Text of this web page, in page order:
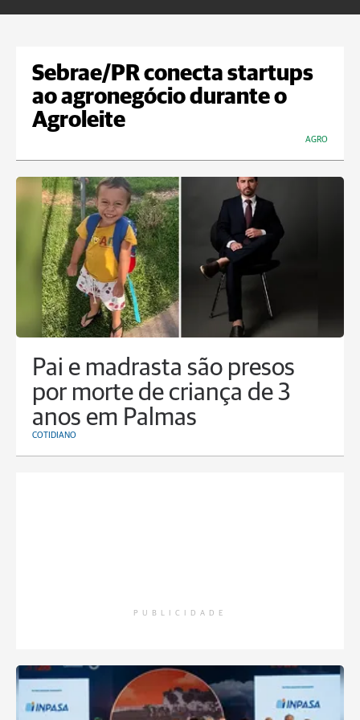
Sebrae/PR conecta startups
ao agronegócio durante o
Agroleite
AGRO
Pai e madrasta são presos
por morte de criança de 3
anos em Palmas
COTIDIANO
PUBLICIDADE